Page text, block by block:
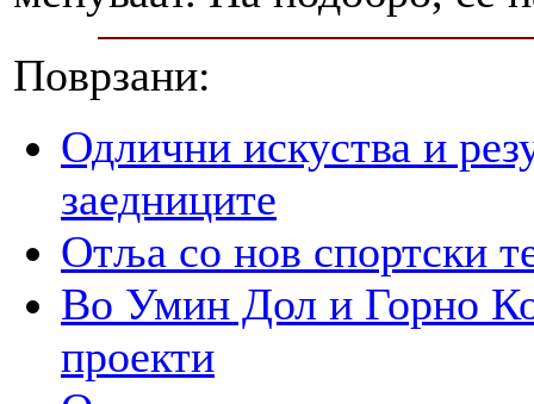
Поврзани:
Одлични искуства и
заедниците
Отља со нов спортски
Во Умин Дол и Горно
проекти